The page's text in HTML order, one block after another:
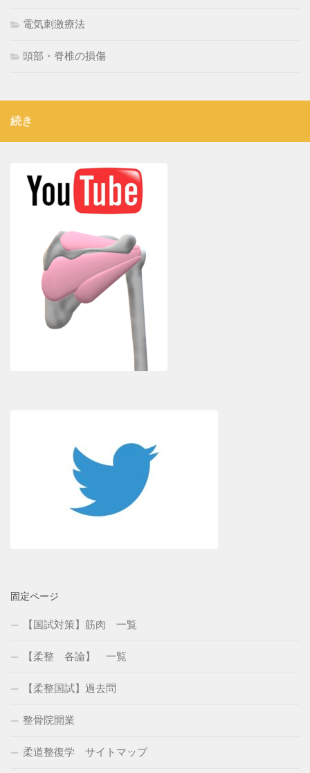
電気刺激療法
頭部・脊椎の損傷
続き
固定ページ
【国試対策】筋肉 一覧
【柔整 各論】 一覧
【柔整国試】過去問
整骨院開業
柔道整復学 サイトマップ